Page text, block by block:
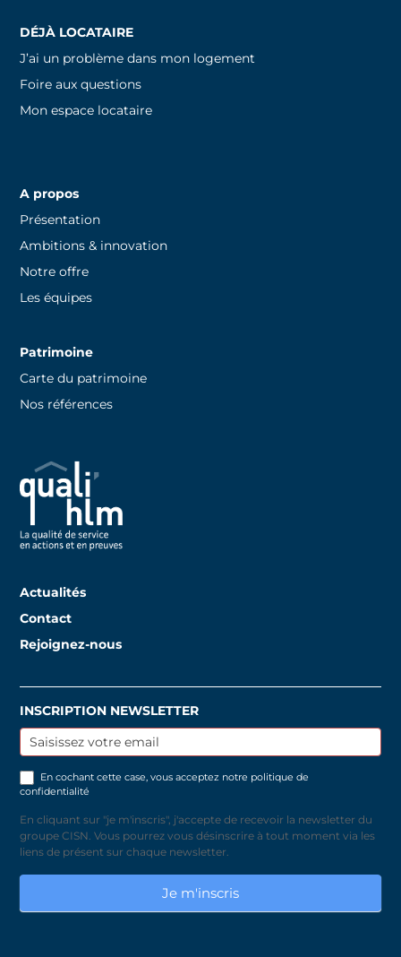
DÉJÀ LOCATAIRE
J’ai un problème dans mon logement
Foire aux questions
Mon espace locataire
A propos
Présentation
Ambitions & innovation
Notre offre
Les équipes
Patrimoine
Carte du patrimoine
Nos références
Actualités
Contact
Rejoignez-nous
Inscription
newsletter
INSCRIPTION NEWSLETTER
En cochant cette case, vous acceptez notre politique de
confidentialité
En cliquant sur "je m'inscris", j'accepte de recevoir la newsletter du
groupe CISN. Vous pourrez vous désinscrire à tout moment via les
liens de présent sur chaque newsletter.
Je m'inscris